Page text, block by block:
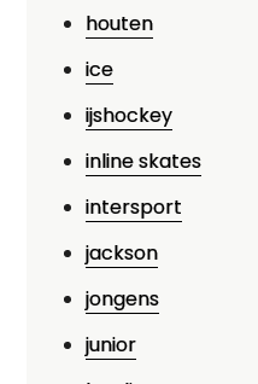
houten
ice
ijshockey
inline skates
intersport
jackson
jongens
junior